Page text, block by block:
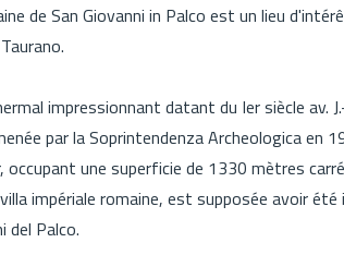
de San Giovanni in Palco est un lieu
impressionnant datant du Ier siècle av.
par la Soprintendenza Archeologica en
occupant une superficie de 1330 mètres
impériale romaine, est supposée avoir
del Palco.